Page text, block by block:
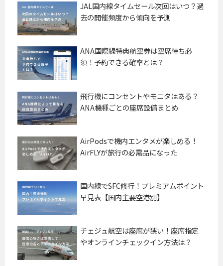
JAL国内線タイムセール次回はいつ？過
去の開催頻度から傾向を予測
ANA国際線特典航空券は空席待ち必
須！予約できる確率とは？
飛行機にコンセントやモニタはある？
ANA機種ごとの座席設備まとめ
AirPodsで機内エンタメが楽しめる！
AirFLYが旅行の必需品になった
国内線でSFC修行！プレミアムポイント
早見表【国内主要空港別】
チェジュ航空は座席が狭い！座席指定
やオンラインチェックイン方法は？